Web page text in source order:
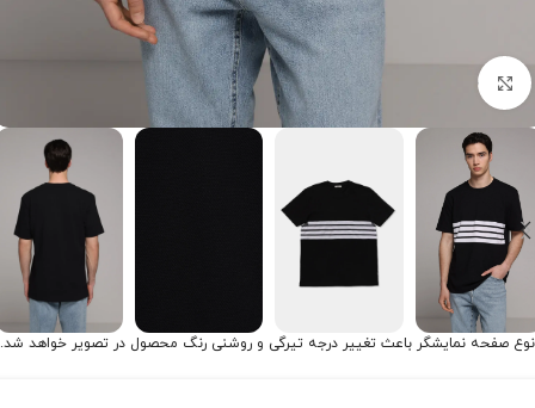
برای بزرگنمایی کلیک کنید
نوع صفحه نمایشگر باعث تغییر درجه تیرگی و روشنی رنگ محصول در تصویر خواهد شد.